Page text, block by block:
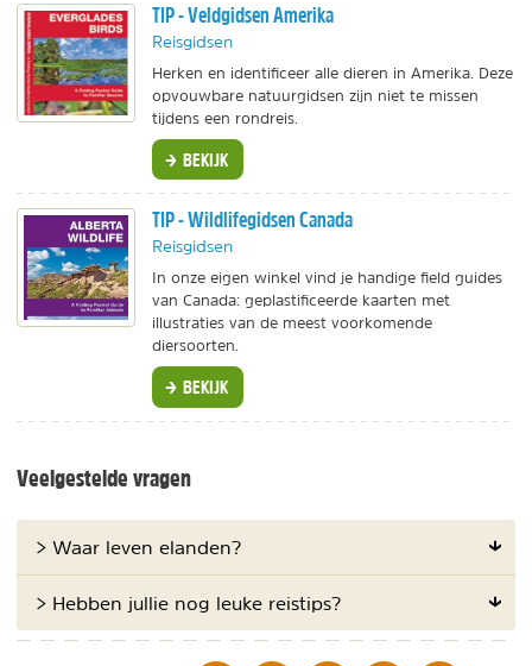
TIP - Veldgidsen Amerika
Reisgidsen
Herken en identificeer alle dieren in Amerika. Deze
opvouwbare natuurgidsen zijn niet te missen
tijdens een rondreis.
BEKIJK
TIP - Wildlifegidsen Canada
Reisgidsen
In onze eigen winkel vind je handige field guides
van Canada: geplastificeerde kaarten met
illustraties van de meest voorkomende
diersoorten.
BEKIJK
Veelgestelde vragen
> Waar leven elanden?
> Hebben jullie nog leuke reistips?